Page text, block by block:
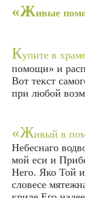
«Живые
Купите в
помощи» и
Вот текст
при любой
«Живый в
Небеснаго
мой еси и
Него. Яко Той
словесе